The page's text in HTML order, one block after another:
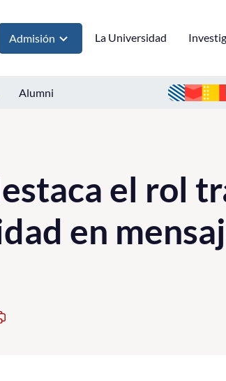
Admisión La Universidad
Alumni
el rol
en